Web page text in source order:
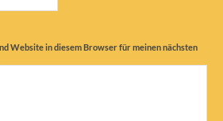
Website in diesem Browser für meinen nächsten